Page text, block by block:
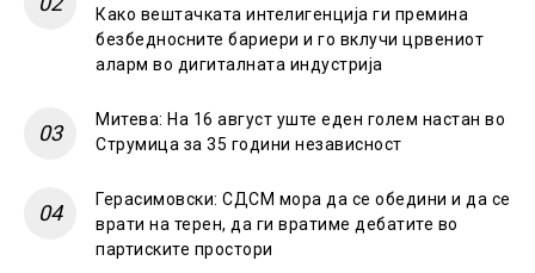
Како вештачката интелигенција ги премина
безбедносните бариери и го вклучи црвениот
аларм во дигиталната индустрија
Митева: На 16 август уште еден голем настан во
Струмица за 35 години независност
Герасимовски: СДСМ мора да се обедини и да се
врати на терен, да ги вратиме дебатите во
партиските простори